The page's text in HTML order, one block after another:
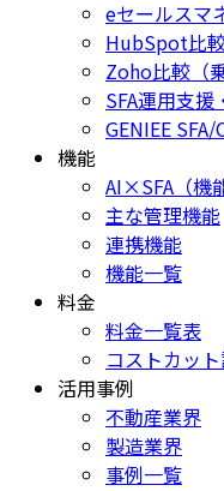
eセールスマ
HubSpot比較
Zoho比較（乗
SFA運用支
GENIEE
機能
AI×SFA（機
主な管理機能
連携機能
機能一覧
料金
料金一覧表
コストカッ
活用事例
不動産業界
製造業界
事例一覧